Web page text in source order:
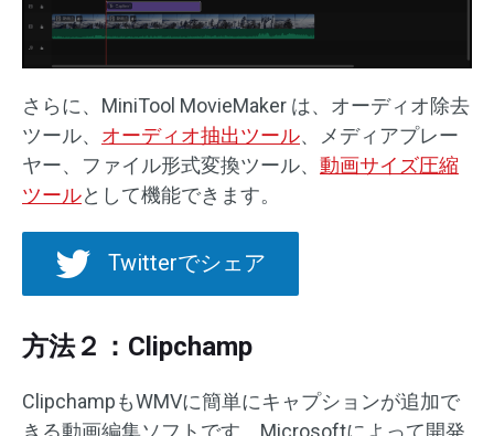
さらに、MiniTool MovieMaker は、オーディオ除去
ツール、 オーディオ抽出ツール、メディアプレー
ヤー、ファイル形式変換ツール、 動画サイズ圧縮
ツールとして機能できます。
Twitterでシェア
方法２：Clipchamp
ClipchampもWMVに簡単にキャプションが追加で